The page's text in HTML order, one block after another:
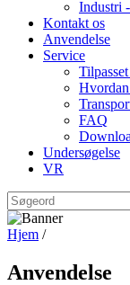
Industri
Kontakt os
Anvendelse
Service
FAQ
Undersøgelse
VR
Hjem /
Anvendelse